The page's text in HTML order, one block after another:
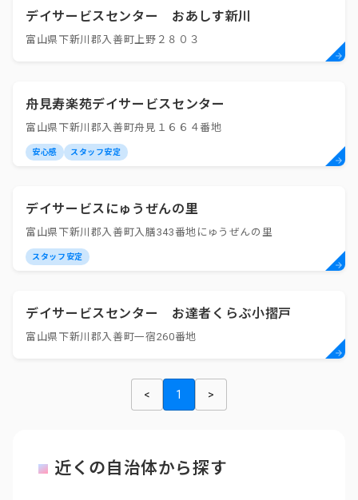
デイサービスセンター おあしす新川
富山県下新川郡入善町上野２８０３
舟見寿楽苑デイサービスセンター
富山県下新川郡入善町舟見１６６４番地
安心感 スタッフ安定
デイサービスにゅうぜんの里
富山県下新川郡入善町入膳343番地にゅうぜんの里
スタッフ安定
デイサービスセンター お達者くらぶ小摺戸
富山県下新川郡入善町一宿260番地
< 1 >
近くの自治体から探す